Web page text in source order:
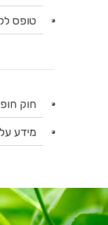
טופס
חוק
מידע